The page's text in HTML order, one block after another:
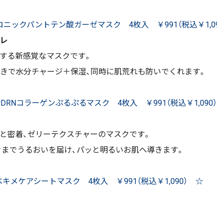
ニックパントテン酸ガーゼマスク 4枚入 ￥991（税込￥
る新感覚なマスクです。
で水分チャージ＋保湿、同時に肌荒れも防いでくれます。
コラーゲンぷるぷるマスク 4枚入 ￥991（税込￥
着、ゼリーテクスチャーのマスクです。
でうるおいを届け、パッと明るいお肌へ導きます。
キメケアシートマスク 4枚入 ￥991（税込￥1,090） ☆